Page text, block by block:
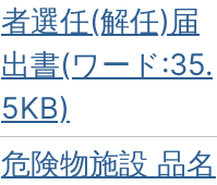
者選任(解任)届
出書(ワード:35.
5KB)
危険物施設 品名